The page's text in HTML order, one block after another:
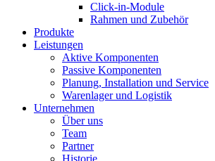
Click-in-Module
Rahmen und Zubehör
Produkte
Leistungen
Aktive Komponenten
Passive Komponenten
Planung, Installation und Service
Warenlager und Logistik
Unternehmen
Über uns
Team
Partner
Historie